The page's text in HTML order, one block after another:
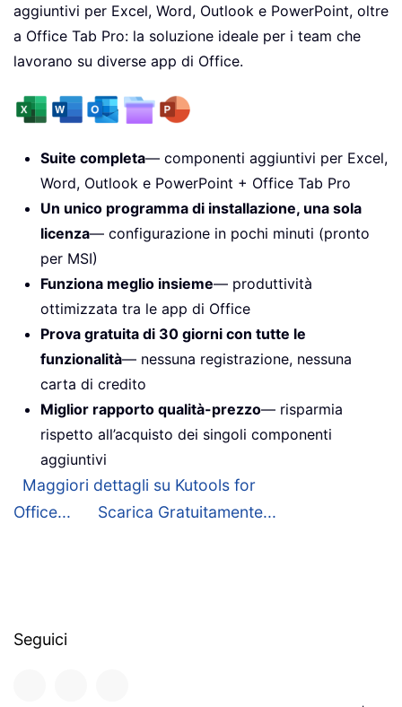
aggiuntivi per Excel, Word, Outlook e PowerPoint, oltre
a Office Tab Pro: la soluzione ideale per i team che
lavorano su diverse app di Office.
Suite completa— componenti aggiuntivi per Excel,
Word, Outlook e PowerPoint + Office Tab Pro
Un unico programma di installazione, una sola
licenza— configurazione in pochi minuti (pronto
per MSI)
Funziona meglio insieme— produttività
ottimizzata tra le app di Office
Prova gratuita di 30 giorni con tutte le
funzionalità— nessuna registrazione, nessuna
carta di credito
Miglior rapporto qualità-prezzo— risparmia
rispetto all’acquisto dei singoli componenti
aggiuntivi
Maggiori dettagli su Kutools for
Office...
Scarica Gratuitamente...
Seguici